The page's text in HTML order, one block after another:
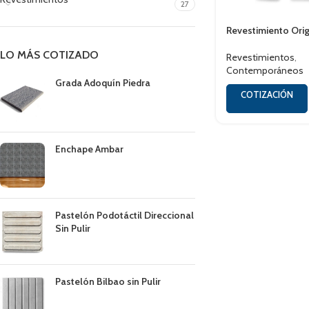
27
LO MÁS COTIZADO
Grada Adoquín Piedra
Enchape Ambar
Pastelón Podotáctil Direccional
Sin Pulir
Pastelón Bilbao sin Pulir
Revestimiento
Revestimientos,
Contemporáneos
COTIZACIÓN